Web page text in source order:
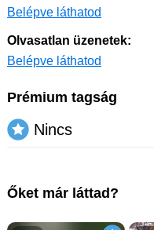
Belépve láthatod
Olvasatlan üzenetek:
Belépve láthatod
Prémium tagság
Nincs
Őket már láttad?